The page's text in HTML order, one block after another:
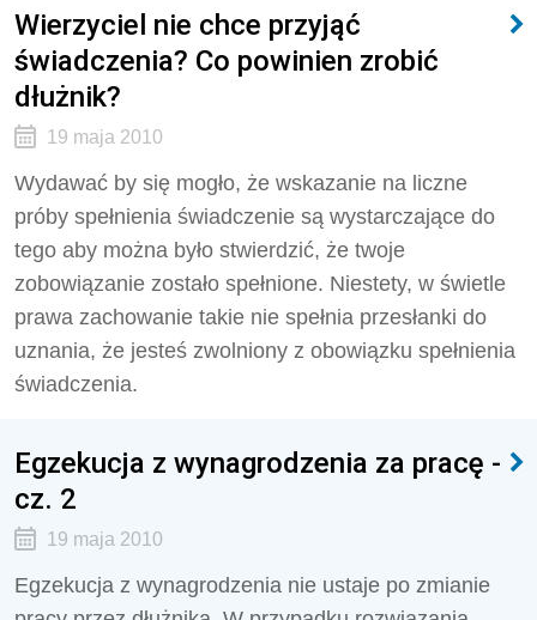
Wierzyciel nie chce przyjąć
świadczenia? Co powinien zrobić
dłużnik?
19 maja 2010
Wydawać by się mogło, że wskazanie na liczne
próby spełnienia świadczenie są wystarczające do
tego aby można było stwierdzić, że twoje
zobowiązanie zostało spełnione. Niestety, w świetle
prawa zachowanie takie nie spełnia przesłanki do
uznania, że jesteś zwolniony z obowiązku spełnienia
świadczenia.
Egzekucja z wynagrodzenia za pracę -
cz. 2
19 maja 2010
Egzekucja z wynagrodzenia nie ustaje po zmianie